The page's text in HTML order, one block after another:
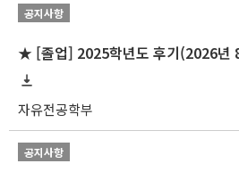
공지사항
자유전공학부
공지사항